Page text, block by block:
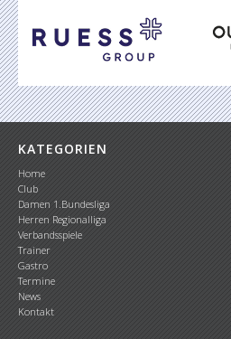
KATEGORIEN
Home
Club
Damen 1.Bundesliga
Herren Regionalliga
Verbandsspiele
Trainer
Gastro
Termine
News
Kontakt